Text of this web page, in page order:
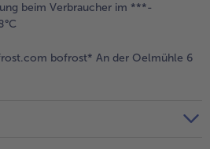
beim Verbraucher im ***-
bofrost* An der Oelmühle 6